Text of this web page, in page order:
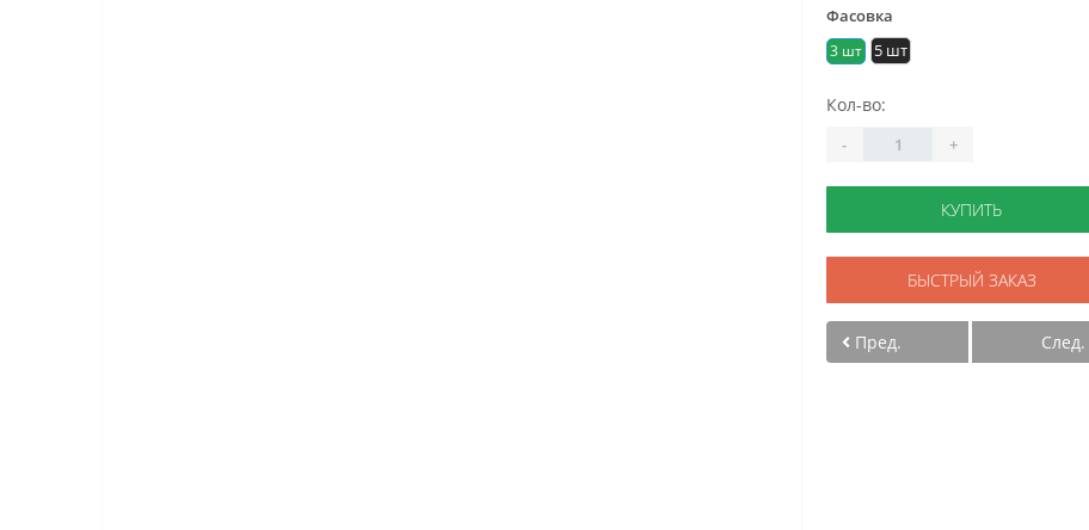
Фасовка
3 шт 5 шт
Кол-во:
- +
КУПИТЬ
БЫСТРЫЙ ЗАКАЗ
Пред. След.